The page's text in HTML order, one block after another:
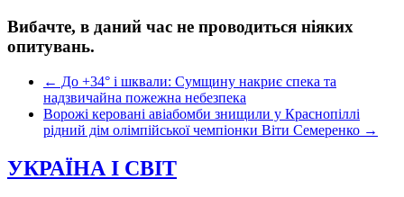
Вибачте, в даний час не проводиться ніяких
опитувань.
← До +34° і шквали: Сумщину накриє спека та
надзвичайна пожежна небезпека
Ворожі керовані авіабомби знищили у Краснопіллі
рідний дім олімпійської чемпіонки Віти Семеренко →
УКРАЇНА І СВІТ